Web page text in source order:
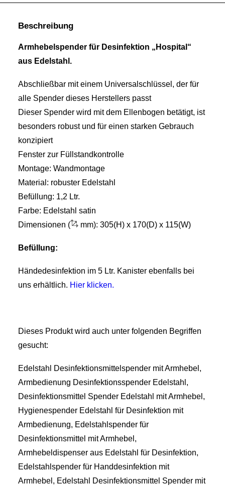
Beschreibung
Armhebelspender für Desinfektion „Hospital“
aus Edelstahl.
Abschließbar mit einem Universalschlüssel, der für
alle Spender dieses Herstellers passt
Dieser Spender wird mit dem Ellenbogen betätigt, ist
besonders robust und für einen starken Gebrauch
konzipiert
Fenster zur Füllstandkontrolle
Montage: Wandmontage
Material: robuster Edelstahl
Befüllung: 1,2 Ltr.
Farbe: Edelstahl satin
Dimensionen (
mm): 305(H) x 170(D) x 115(W)
Befüllung:
Händedesinfektion im 5 Ltr. Kanister ebenfalls bei
uns erhältlich. Hier klicken.
Dieses Produkt wird auch unter folgenden Begriffen
gesucht:
Edelstahl Desinfektionsmittelspender mit Armhebel,
Armbedienung Desinfektionsspender Edelstahl,
Desinfektionsmittel Spender Edelstahl mit Armhebel,
Hygienespender Edelstahl für Desinfektion mit
Armbedienung, Edelstahlspender für
Desinfektionsmittel mit Armhebel,
Armhebeldispenser aus Edelstahl für Desinfektion,
Edelstahlspender für Handdesinfektion mit
Armhebel, Edelstahl Desinfektionsmittel Spender mit